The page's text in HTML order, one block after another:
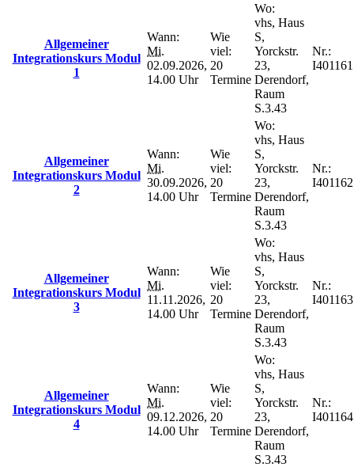
Allgemeiner
Integrationskurs Modul
1
Wann:
Mi.
02.09.2026,
14.00 Uhr
Wie
viel:
20
Termine
Wo:
vhs, Haus
S,
Yorckstr.
23,
Derendorf,
Raum
S.3.43
Nr.:
I401161
Allgemeiner
Integrationskurs Modul
2
Wann:
Mi.
30.09.2026,
14.00 Uhr
Wie
viel:
20
Termine
Wo:
vhs, Haus
S,
Yorckstr.
23,
Derendorf,
Raum
S.3.43
Nr.:
I401162
Allgemeiner
Integrationskurs Modul
3
Wann:
Mi.
11.11.2026,
14.00 Uhr
Wie
viel:
20
Termine
Wo:
vhs, Haus
S,
Yorckstr.
23,
Derendorf,
Raum
S.3.43
Nr.:
I401163
Allgemeiner
Integrationskurs Modul
4
Wann:
Mi.
09.12.2026,
14.00 Uhr
Wie
viel:
20
Termine
Wo:
vhs, Haus
S,
Yorckstr.
23,
Derendorf,
Raum
S.3.43
Nr.:
I401164